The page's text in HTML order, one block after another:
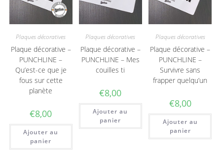
Plaques décoratives
Plaque décorative –
PUNCHLINE –
Qu’est-ce que je
fous sur cette
planète
€8,00
Ajouter au
panier
Plaques décoratives
Plaque décorative –
PUNCHLINE – Mes
couilles ti
€8,00
Ajouter au
panier
Plaques décoratives
Plaque décorative –
PUNCHLINE –
Survivre sans
frapper quelqu’un
€8,00
Ajouter au
panier